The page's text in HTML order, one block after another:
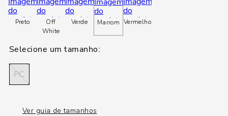
Preto
Off
White
Verde Marrom Vermelho
PC
Ver guia de tamanhos